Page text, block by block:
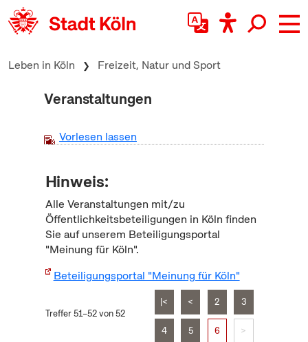
zum Inhalt springen
Leben in Köln Freizeit, Natur und Sport
Veranstaltungen
Vorlesen lassen
Hinweis:
Alle Veranstaltungen mit/zu
Öffentlichkeitsbeteiligungen in Köln finden
Sie auf unserem Beteiligungsportal
"Meinung für Köln".
Beteiligungsportal "Meinung für Köln"
Treffer 51–52 von 52
|< < 2 3
4 5 6 >